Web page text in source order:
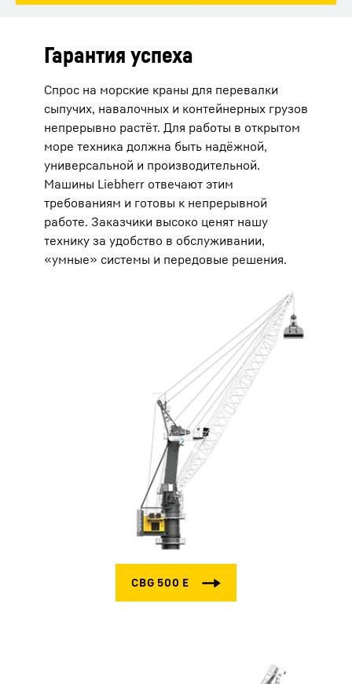
Гарантия успеха
Спрос на морские краны для перевалки
сыпучих, навалочных и контейнерных грузов
непрерывно растёт. Для работы в открытом
море техника должна быть надёжной,
универсальной и производительной.
Машины Liebherr отвечают этим
требованиям и готовы к непрерывной
работе. Заказчики высоко ценят нашу
технику за удобство в обслуживании,
«умные» системы и передовые решения.